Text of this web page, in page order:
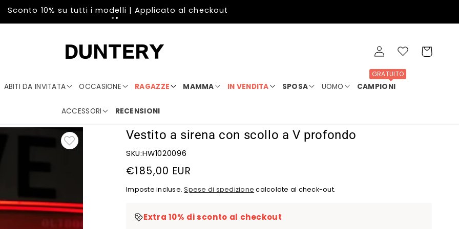
Sconto 10% su tutti i modelli | Applicato al checkout
ABITI DA INVITATA OCCASIONE RAGAZZE MAMMA IN VENDITA SPOSA UOMO CAMPIONI
GRATUITO
ACCESSORI RECENSIONI
Accedi Wishlist Carrello
Vestito a sirena con scollo a V profondo
SKU:HW1020096
Prezzo
di
€185,00 EUR
Imposte incluse.Spese di spedizione calcolate al check-out.
Extra 10% di sconto al checkout